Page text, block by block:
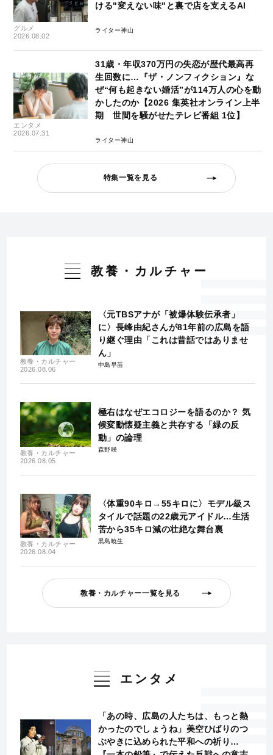
グルメ
2026.08.02
ける"変えない味"と裏で店を支えるAI
ライター神山
エンタメ
2026.07.31
31歳・年収370万円の失恋が歴代最高再
生回数に…『ザ・ノンフィクション』な
ぜ“何も起きない婚活”が114万人の心を動
かしたのか【2026 集英社オンライン上半
期 世間を騒がせたテレビ番組 1位】
ライター神山
特集一覧を見る
教養・カルチャー
教養・カルチャー
2026.08.06
〈元TBSアナが「被爆体験伝承者」
に〉長峰由紀さんが81年前の広島を語
り継ぐ理由「これは昔話ではありませ
ん」
中島早苗
教養・カルチャー
2026.08.05
極右はなぜエコロジーを語るのか？ 気
候変動懐疑主義と共存する「緑の反
動」の論理
森野咲
教養・カルチャー
2026.08.04
〈体重90キロ→55キロに〉モデル級ス
タイルで話題の22歳元アイドル…生活
苦から35キロ減の壮絶な舞台裏
黒島暁生
教養・カルチャー一覧を見る
エンタメ
「あの時、広島の人たちは、もっと熱
かったのでしょうね」美空ひばりのつ
ぶやきに込められた平和への祈り…